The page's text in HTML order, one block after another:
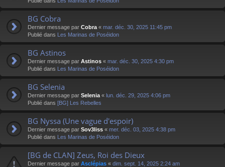
BG Cobra
Dernier message par Cobra « mar. déc. 30, 2025 11:45 pm
Publié dans Les Marinas de Poséidon
BG Astinos
Dernier message par Astinos « mar. déc. 30, 2025 4:30 pm
Publié dans Les Marinas de Poséidon
BG Selenia
Dernier message par Selenia « lun. déc. 29, 2025 4:06 pm
Publié dans [BG] Les Rebelles
BG Nyssa (Une vague d'espoir)
Dernier message par Sov3liss « mer. déc. 03, 2025 4:38 pm
Publié dans Les Marinas de Poséidon
[BG de CLAN] Zeus, Roi des Dieux
Dernier message par Asclépias « dim. sept. 14, 2025 2:24 am